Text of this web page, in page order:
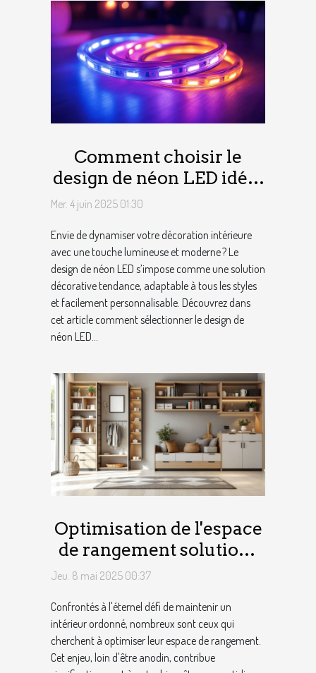
Comment choisir le
design de néon LED idéal
pour votre intérieur
Mer. 4 juin 2025 01:30
Envie de dynamiser votre décoration intérieure
avec une touche lumineuse et moderne ? Le
design de néon LED s’impose comme une solution
décorative tendance, adaptable à tous les styles
et facilement personnalisable. Découvrez dans
cet article comment sélectionner le design de
néon LED...
Optimisation de l'espace
de rangement solutions
ingénieuses pour une
Jeu. 8 mai 2025 00:37
Confrontés à l'éternel défi de maintenir un
intérieur ordonné, nombreux sont ceux qui
cherchent à optimiser leur espace de rangement.
Cet enjeu, loin d'être anodin, contribue